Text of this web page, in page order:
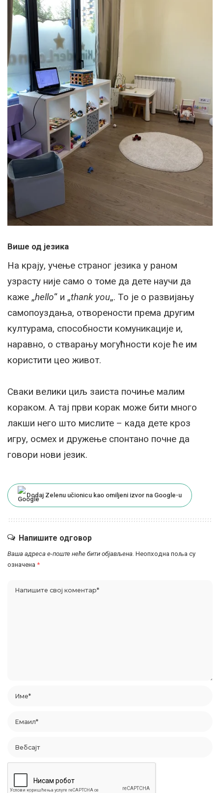
Више од језика
На крају, учење страног језика у раном
узрасту није само о томе да дете научи да
каже „hello“ и „thank you„. То је о развијању
самопоуздања, отворености према другим
културама, способности комуникације и,
наравно, о стварању могућности које ће им
користити цео живот.
Сваки велики циљ заиста почиње малим
кораком. А тај први корак може бити много
лакши него што мислите – када дете кроз
игру, осмех и дружење спонтано почне да
говори нови језик.
Dodaj Zelenu učionicu kao omiljeni izvor na Google-u
Напишите одговор
Ваша адреса е-поште неће бити објављена. Неопходна поља су
означена *